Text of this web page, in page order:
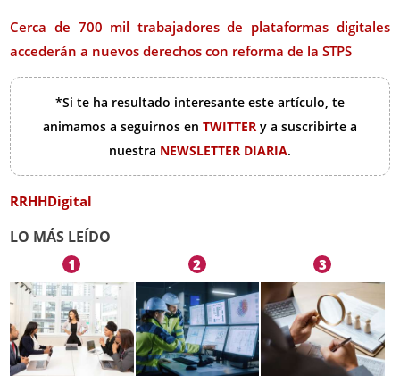
Cerca de 700 mil trabajadores de plataformas digitales
accederán a nuevos derechos con reforma de la STPS
*Si te ha resultado interesante este artículo, te
animamos a seguirnos en TWITTER y a suscribirte a
nuestra NEWSLETTER DIARIA.
RRHHDigital
LO MÁS LEÍDO
1 2 3